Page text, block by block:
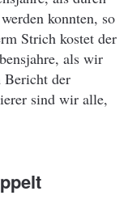
konnten, so
Strich kostet der
als wir
Bericht der
sind wir alle,